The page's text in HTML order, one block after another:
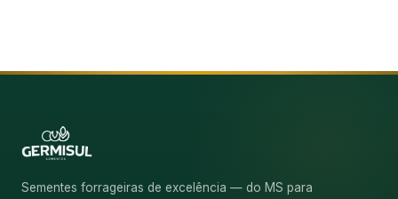
Quem Somos
Sementes
Sementes forrageiras de excelência — do MS para